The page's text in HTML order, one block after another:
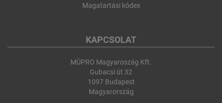
Magatartási kódex
KAPCSOLAT
MÜPRO Magyaroszág Kft.
Gubacsi út 32
1097 Budapest
Magyarország